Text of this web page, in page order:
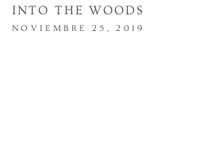
INTO THE WOODS
NOVIEMBRE 25, 2019